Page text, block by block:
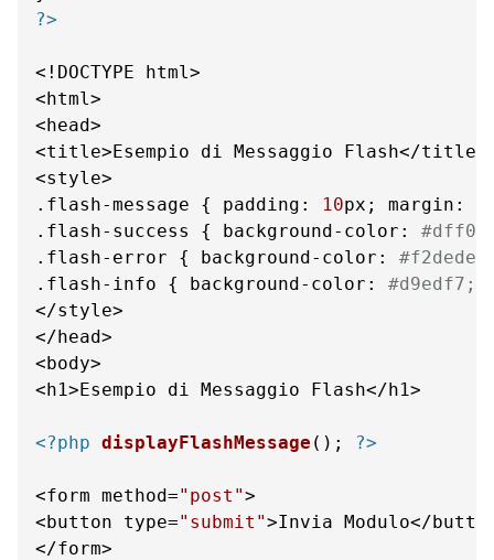
?>
<!DOCTYPE html>
<html>
<head>
<title>Esempio di Messaggio Flash</title>
<style>
.flash-message { padding:
10px; margin:
.flash-success { background-color:
.flash-error { background-color:
.flash-info { background-color: #d9edf7;
</style>
</head>
<body>
<h1>Esempio di Messaggio Flash</h1>
<?php displayFlashMessage (); ?>
<form method="post">
<button type="submit">Invia Modulo</
</form>